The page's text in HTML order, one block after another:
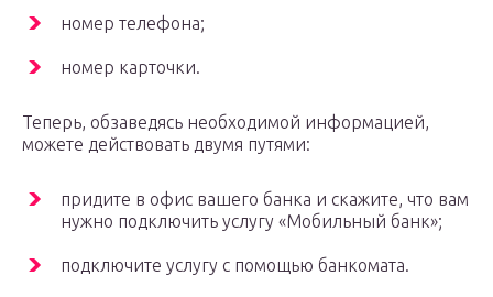
номер телефона;
номер карточки.
Теперь, обзаведясь необходимой информацией,
можете действовать двумя путями:
придите в офис вашего банка и скажите, что вам
нужно подключить услугу «Мобильный банк»;
подключите услугу с помощью банкомата.